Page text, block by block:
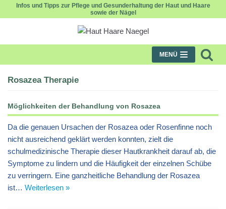
Infos und Tipps zur Pflege und Gesunderhaltung der Haut und Haare
sowie der Nägel
MENÜ
Rosazea Therapie
Möglichkeiten der Behandlung von Rosazea
Da die genauen Ursachen der Rosazea oder Rosenfinne noch
nicht ausreichend geklärt werden konnten, zielt die
schulmedizinische Therapie dieser Hautkrankheit darauf ab, die
Symptome zu lindern und die Häufigkeit der einzelnen Schübe
zu verringern. Eine ganzheitliche Behandlung der Rosazea
ist… Weiterlesen »